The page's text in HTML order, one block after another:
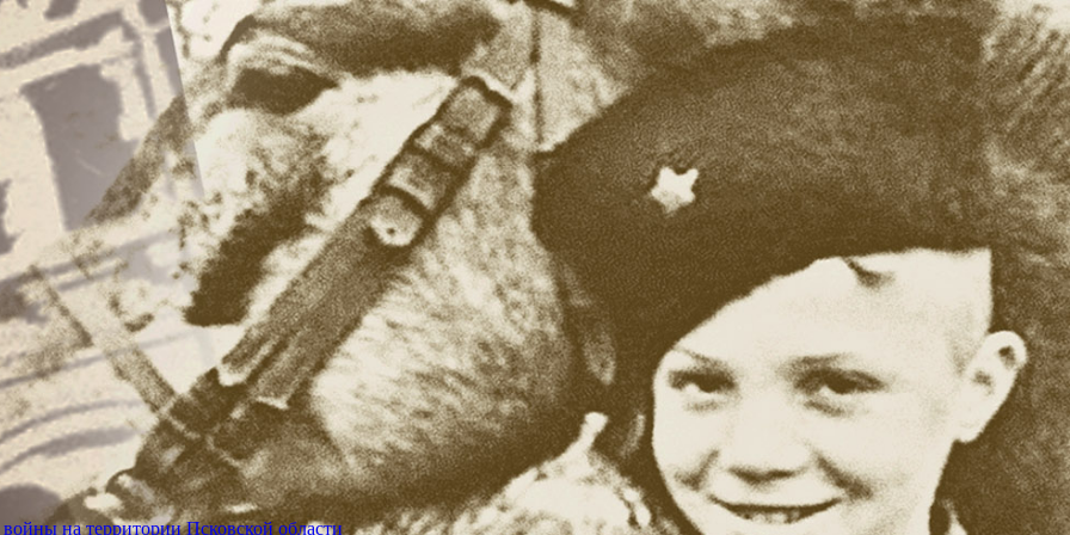
на территории Псковской области